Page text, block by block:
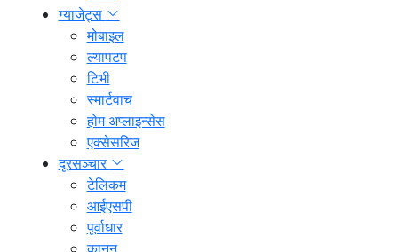
ग्याजेट्स
मोबाइल
ल्यापटप
टिभी
स्मार्टवाच
होम अप्लाइन्सेस
एक्सेसरिज
दूरसञ्चार
टेलिकम
आईएसपी
पूर्वाधार